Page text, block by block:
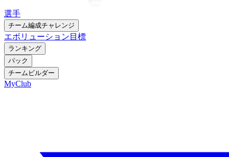
選手
チーム編成チャレンジ
エボリューション 目標
ランキング
パック
チームビルダー
MyClub